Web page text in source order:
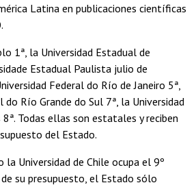
Latina en publicaciones científicas
1ª, la Universidad Estadual de
Estadual Paulista julio de
Federal do Río de Janeiro 5ª,
do Río Grande do Sul 7ª, la Universidad
8ª. Todas ellas son estatales y reciben
del Estado.
Universidad de Chile ocupa el 9º
su presupuesto, el Estado sólo